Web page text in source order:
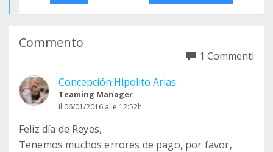
Commento
1 Commenti
Concepción Hipolito Arias
Teaming Manager
il 06/01/2016 alle 12:52h
Feliz día de Reyes,
Tenemos muchos errores de pago, por favor,